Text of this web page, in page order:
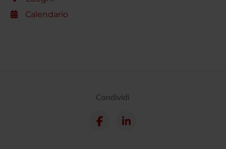
Calendario
Condividi